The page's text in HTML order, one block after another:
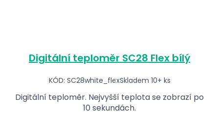
Digitální teploměr SC28 Flex bílý
KÓD: SC28white_flexSkladem 10+ ks
Digitální teploměr. Nejvyšší teplota se zobrazí po
10 sekundách.